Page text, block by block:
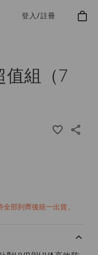
登入/註冊
值組（7
部到齊後統一出貨。